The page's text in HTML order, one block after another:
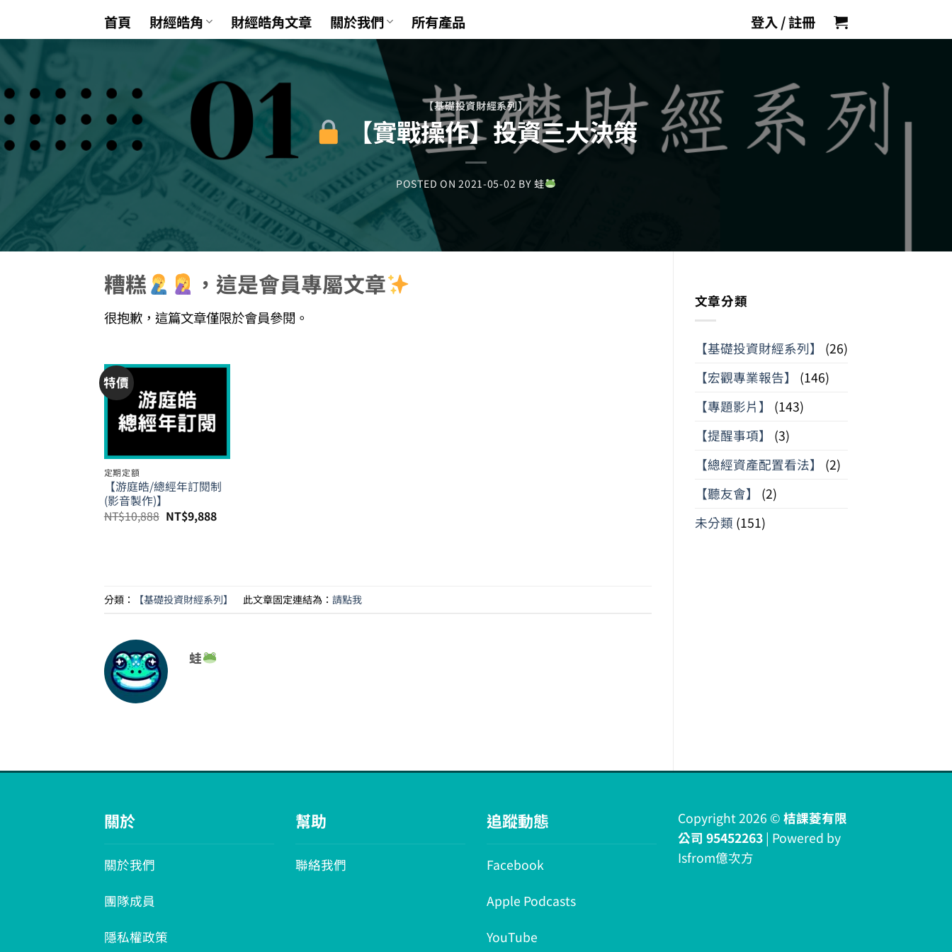
content
首頁 財經皓角 財經皓角文章 關於我們 所有產品 登入 / 註冊
【基礎投資財經系列】
【實戰操作】投資三大決策
POSTED ON2021-05-02 BY 蛙
糟糕 ，這是會員專屬文章
很抱歉，這篇文章僅限於會員參閱。
特價
定期定額
【游庭皓/總經年訂閱制
(影音製作)】
NT$10,888 原
始
NT$9,888目
前
分類： 【基礎投資財經系列】 此文章固定連結為： 請點我
蛙
文章分類
【基礎投資財經系列】
(26)
【宏觀專業報告】
(146)
【專題影片】
(143)
【提醒事項】
(3)
【總經資產配置看法】
(2)
【聽友會】
(2)
未分類 (151)
關於
關於我們
團隊成員
隱私權政策
幫助
聯絡我們
追蹤動態
Facebook
Apple Podcasts
YouTube
Copyright 2026 © 桔課菱有限
公司 95452263 | Powered by
Isfrom億次方